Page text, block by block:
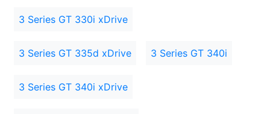
3 Series GT 330i xDrive
3 Series GT 335d xDrive 3 Series GT 340i
3 Series GT 340i xDrive